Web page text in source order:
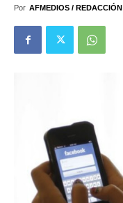
Por AFMEDIOS / REDACCIÓN